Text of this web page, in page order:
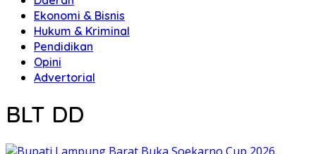
Ekonomi & Bisnis
Hukum & Kriminal
Pendidikan
Opini
Advertorial
BLT DD